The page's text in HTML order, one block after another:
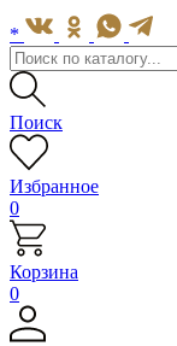
*
Поиск
Избранное
0
Корзина
0